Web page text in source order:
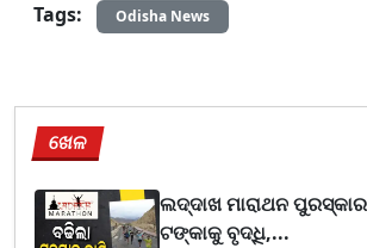
Tags: Odisha News
ଖେଳ
ଲଦ୍ଦାଖ ମାରାଥନ
ଟଙ୍କାକୁ ବୃଦ୍ଧି,...